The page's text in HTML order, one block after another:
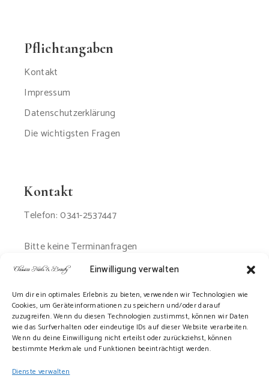
Einwilligung verwalten
Um dir ein optimales Erlebnis zu bieten, verwenden wir Technologien wie
Cookies, um Geräteinformationen zu speichern und/oder darauf
zuzugreifen. Wenn du diesen Technologien zustimmst, können wir Daten
wie das Surfverhalten oder eindeutige IDs auf dieser Website verarbeiten.
Wenn du deine Einwilligung nicht erteilst oder zurückziehst, können
bestimmte Merkmale und Funktionen beeinträchtigt werden.
Dienste verwalten
Pflichtangaben
Kontakt
Impressum
Datenschutzerklärung
Die wichtigsten Fragen
Kontakt
Telefon: 0341-2537447
Bitte keine Terminanfragen
per Email oder SMS